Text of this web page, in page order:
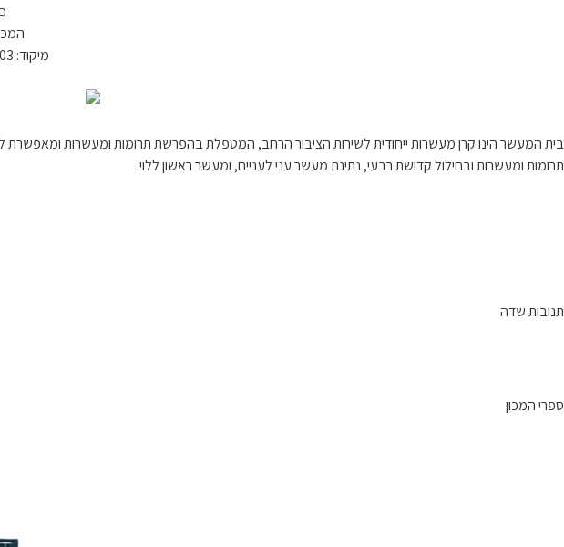
מיקוד: 4081003 תא-דואר: 176 אלעד
בית המעשר הינו קרן מעשרות ייחודית לשירות הציבור הרחב, המטפלת בהפרשת תרומות ומעשרות
תרומות ומעשרות ובחילול קדושת רבעי, נתינת מעשר עני לעניים, ומעשר ראשון ללוי.
תנובות שדה
ספרי המכון